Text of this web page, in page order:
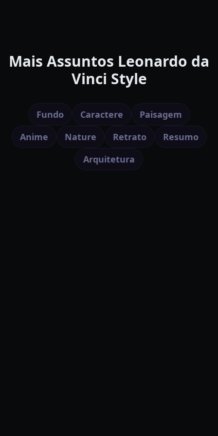
Mais Assuntos Leonardo da
Vinci Style
Fundo Caractere
Paisagem
Anime
Nature Retrato
Resumo
Arquitetura